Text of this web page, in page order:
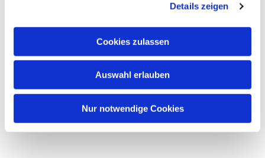
Details zeigen
Cookies zulassen
Auswahl erlauben
Nur notwendige Cookies